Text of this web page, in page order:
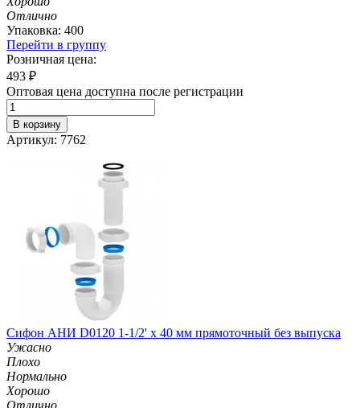
Отлично
Упаковка: 400
Перейти в группу
Розничная цена:
493 ₽
Оптовая цена доступна после регистрации
В корзину
Артикул: 7762
Сифон АНИ D0120 1-1/2' х 40 мм прямоточный без выпуска
Ужасно
Плохо
Нормально
Хорошо
Отлично